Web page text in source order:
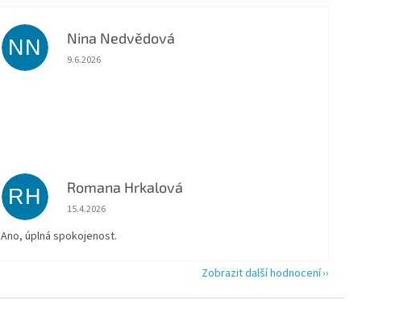
NN Nina Nedvědová
Hodnocení obchodu je 5 z 5 hvězdiček.
9.6.2026
RH Romana Hrkalová
Hodnocení obchodu je 5 z 5 hvězdiček.
15.4.2026
Ano, úplná spokojenost.
Zobrazit další hodnocení